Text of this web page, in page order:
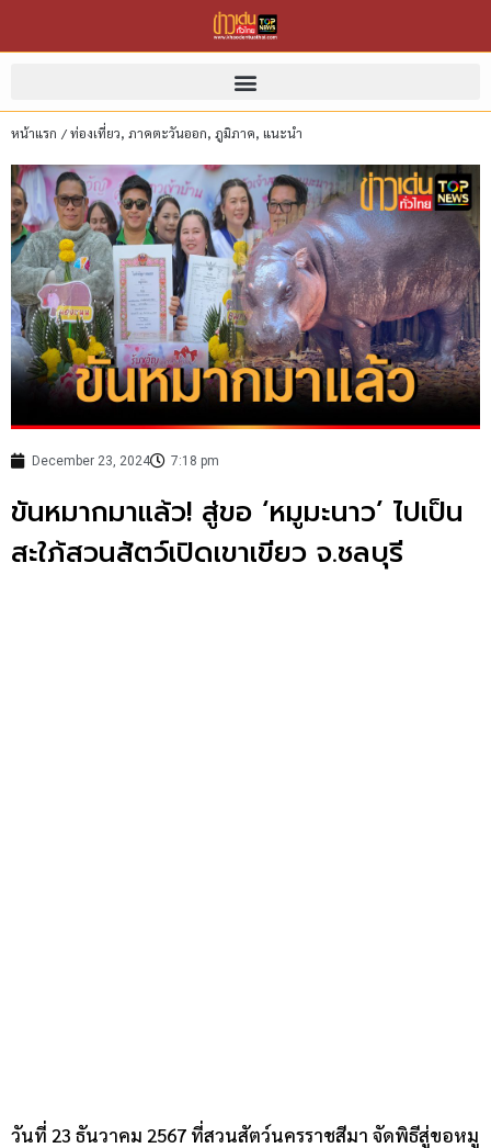
หน้าแรก /ท่องเที่ยว, ภาคตะวันออก, ภูมิภาค, แนะนำ
December 23, 2024 7:18 pm
ขันหมากมาแล้ว! สู่ขอ ‘หมูมะนาว’ ไปเป็น
สะใภ้สวนสัตว์เปิดเขาเขียว จ.ชลบุรี
วันที่ 23 ธันวาคม 2567 ที่สวนสัตว์นครราชสีมา จัดพิธีสู่ขอหมู